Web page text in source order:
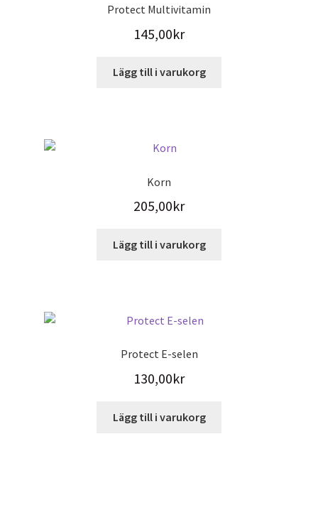
Protect Multivitamin
145,00kr
Lägg till i varukorg
Korn
205,00kr
Lägg till i varukorg
Protect E-selen
130,00kr
Lägg till i varukorg